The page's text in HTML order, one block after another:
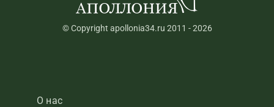
© Copyright apollonia34.ru 2011 - 2026
О нас